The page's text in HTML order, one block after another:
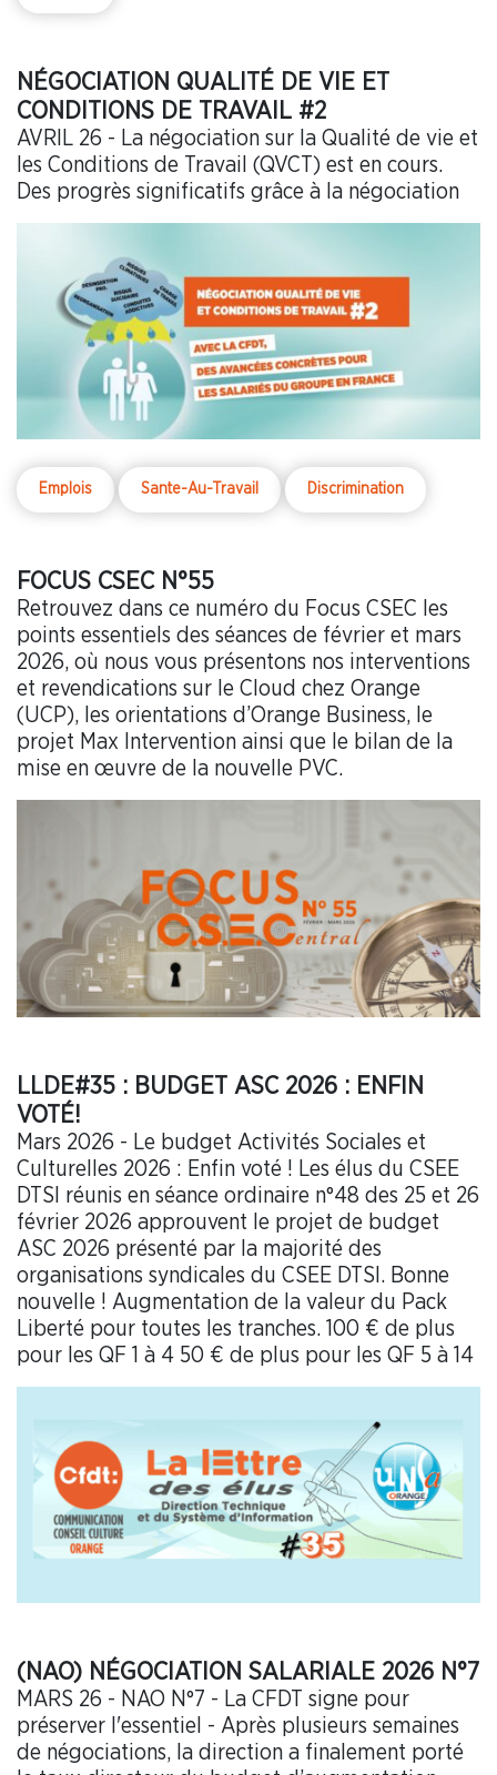
NÉGOCIATION QUALITÉ DE VIE ET
CONDITIONS DE TRAVAIL #2
AVRIL 26 - La négociation sur la Qualité de vie et
les Conditions de Travail (QVCT) est en cours.
Des progrès significatifs grâce à la négociation
Emplois Sante-Au-Travail Discrimination
FOCUS CSEC N°55
Retrouvez dans ce numéro du Focus CSEC les
points essentiels des séances de février et mars
2026, où nous vous présentons nos interventions
et revendications sur le Cloud chez Orange
(UCP), les orientations d’Orange Business, le
projet Max Intervention ainsi que le bilan de la
mise en œuvre de la nouvelle PVC.
LLDE#35 : BUDGET ASC 2026 : ENFIN
VOTÉ!
Mars 2026 - Le budget Activités Sociales et
Culturelles 2026 : Enfin voté ! Les élus du CSEE
DTSI réunis en séance ordinaire n°48 des 25 et 26
février 2026 approuvent le projet de budget
ASC 2026 présenté par la majorité des
organisations syndicales du CSEE DTSI. Bonne
nouvelle ! Augmentation de la valeur du Pack
Liberté pour toutes les tranches. 100 € de plus
pour les QF 1 à 4 50 € de plus pour les QF 5 à 14
(NAO) NÉGOCIATION SALARIALE 2026 N°7
MARS 26 - NAO N°7 - La CFDT signe pour
préserver l'essentiel - Après plusieurs semaines
de négociations, la direction a finalement porté